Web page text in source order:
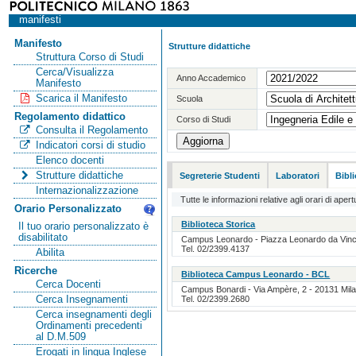
manifesti
Manifesto
Struttura Corso di Studi
Cerca/Visualizza
Manifesto
Scarica il Manifesto
Regolamento didattico
Consulta il Regolamento
Indicatori corsi di studio
Elenco docenti
Strutture didattiche
Internazionalizzazione
Orario Personalizzato
Il tuo orario personalizzato è
disabilitato
Abilita
Ricerche
Cerca Docenti
Cerca Insegnamenti
Cerca insegnamenti degli
Ordinamenti precedenti
al D.M.509
Erogati in lingua Inglese
Strutture didattiche
Anno Accademico
Scuola
Corso di Studi
Segreterie Studenti Laboratori
Tutte le informazioni relative agli orari di
Biblioteca Storica
Campus Leonardo - Piazza Leonardo da
Tel. 02/2399.4137
Biblioteca Campus Leonardo - BCL
Campus Bonardi - Via Ampère, 2 - 20131
Tel. 02/2399.2680